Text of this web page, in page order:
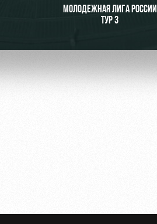
МОЛОДЕЖНАЯ ЛИГА РОССИИ
ТУР 3